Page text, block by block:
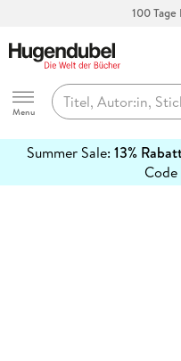
100
Hugendubel
Menu
Summer Sale: 13%
Code
erfahren